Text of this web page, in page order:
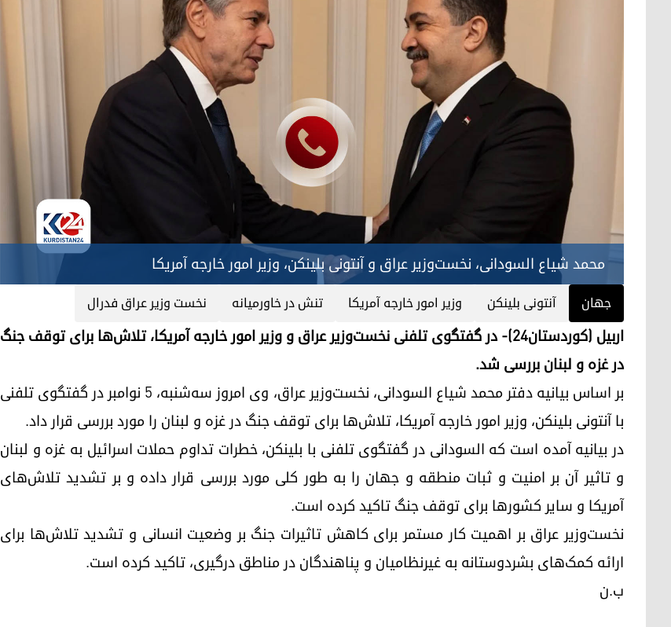
محمد شیاع السودانی، نخست‌وزیر عراق و آنتونی بلینکن، وزیر امور خارجه آمریکا
جهان آنتونی بلینکن وزیر امور خارجه آمریکا تنش در خاورمیانه نخست‌ وزیر عراق فدرال
اربیل (کوردستان٢٤)- در گفتگوی تلفنی نخست‌وزیر عراق و وزیر امور خارجه آمریکا، تلاش‌ها برای توقف جنگ
در غزه و لبنان بررسی شد.
بر اساس بیانیه دفتر محمد شیاع السودانی، نخست‌وزیر عراق، وی امروز سه‌شنبه، 5 نوامبر در گفتگوی تلفنی
با آنتونی بلینکن، وزیر امور خارجه آمریکا، تلاش‌ها برای توقف جنگ در غزه و لبنان را مورد بررسی قرار داد.
در بیانیه آمده است که السودانی در گفتگوی تلفنی با بلینکن، خطرات تداوم حملات اسرائیل به غزه و لبنان
و تاثیر آن بر امنیت و ثبات منطقه و جهان را به طور کلی مورد بررسی قرار داده و بر تشدید تلاش‌های
آمریکا و سایر کشورها برای توقف جنگ تاکید کرده است.
نخست‌وزیر عراق بر اهمیت کار مستمر برای کاهش تاثیرات جنگ بر وضعیت انسانی و تشدید تلاش‌ها برای
ارائه کمک‌های بشردوستانه به غیرنظامیان و پناهندگان در مناطق درگیری، تاکید کرده است.
ب.ن